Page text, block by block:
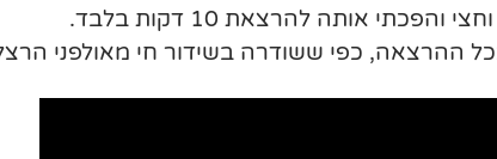
אותה להרצאת 10 דקות בלבד.
ההרצאה, כפי ששודרה בשידור חי מאולפני הרצליה ב-